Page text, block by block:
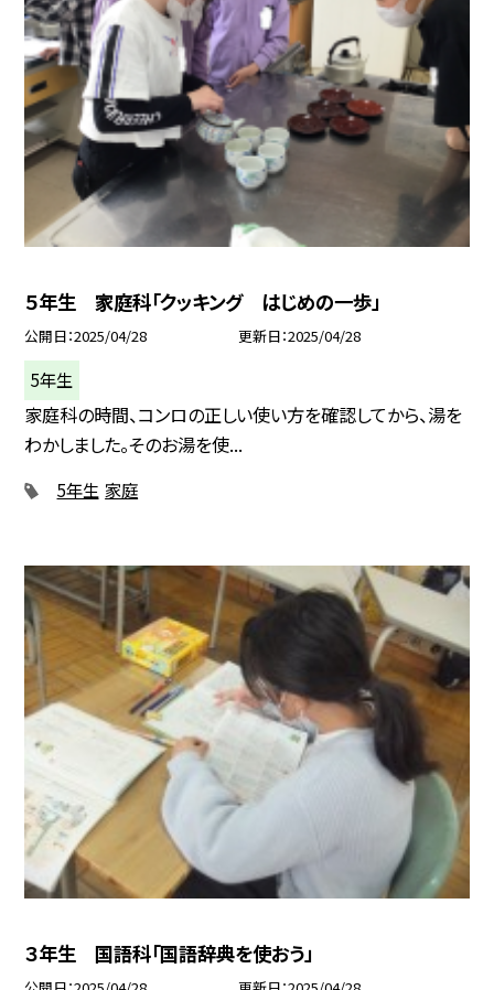
５年生 家庭科「クッキング はじめの一歩」
公開日 2025/04/28 更新日 2025/04/28
5年生
家庭科の時間、コンロの正しい使い方を確認してから、湯を
わかしました。そのお湯を使...
5年生 家庭
３年生 国語科「国語辞典を使おう」